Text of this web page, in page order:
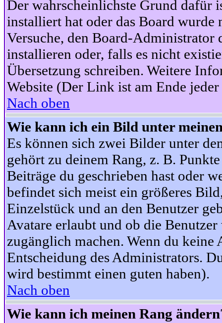
Der wahrscheinlichste Grund dafür
installiert hat oder das Board wurde
Versuche, den Board-Administrator
installieren oder, falls es nicht
Übersetzung schreiben. Weitere
Website (Der Link ist am Ende jeder
Nach oben
Wie kann ich ein Bild unter
Es können sich zwei Bilder unter
gehört zu deinem Rang, z. B.
Beiträge du geschrieben hast oder
befindet sich meist ein größeres
Einzelstück und an den Benutzer
Avatare erlaubt und ob die
zugänglich machen. Wenn du keine
Entscheidung des Administrators.
wird bestimmt einen guten haben).
Nach oben
Wie kann ich meinen Rang